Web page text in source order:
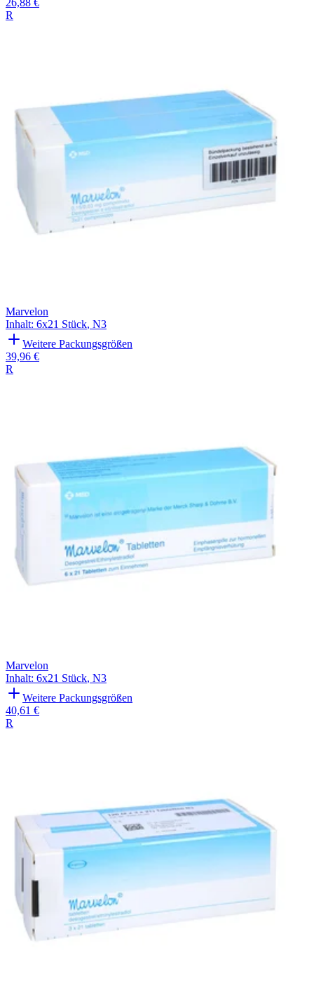
R
Marvelon
Inhalt: 6x21 Stück, N3
Weitere Packungsgrößen
39,96 €
R
Marvelon
Inhalt: 6x21 Stück, N3
Weitere Packungsgrößen
40,61 €
R